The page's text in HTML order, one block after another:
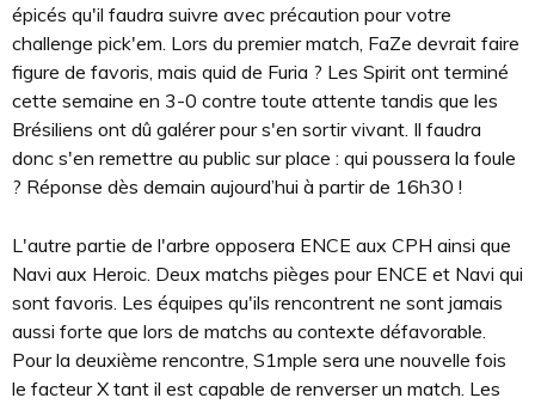
épicés qu'il faudra suivre avec précaution pour votre
challenge pick'em. Lors du premier match, FaZe devrait faire
figure de favoris, mais quid de Furia ? Les Spirit ont terminé
cette semaine en 3-0 contre toute attente tandis que les
Brésiliens ont dû galérer pour s'en sortir vivant. Il faudra
donc s'en remettre au public sur place : qui poussera la foule
? Réponse dès demain aujourd’hui à partir de 16h30 !
L'autre partie de l'arbre opposera ENCE aux CPH ainsi que
Navi aux Heroic. Deux matchs pièges pour ENCE et Navi qui
sont favoris. Les équipes qu'ils rencontrent ne sont jamais
aussi forte que lors de matchs au contexte défavorable.
Pour la deuxième rencontre, S1mple sera une nouvelle fois
le facteur X tant il est capable de renverser un match. Les